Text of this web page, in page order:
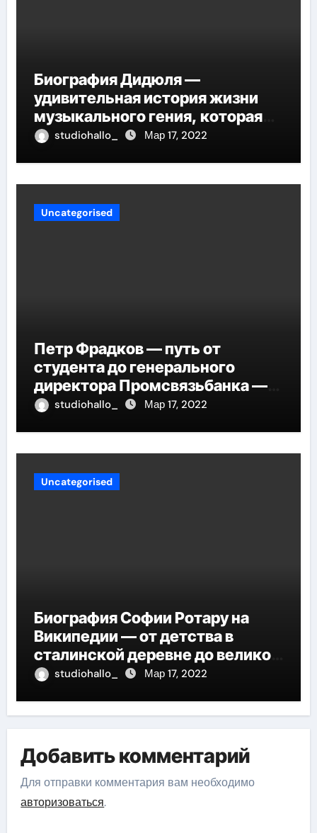
Биография Дидюля —
удивительная история жизни
музыкального гения, которая
проникнет в самые глубины
studiohallo_ Мар 17, 2022
Uncategorised
Петр Фрадков — путь от
студента до генерального
директора Промсвязьбанка —
биография и рост в банковской
studiohallo_ Мар 17, 2022
Uncategorised
Биография Софии Ротару на
Википедии — от детства в
сталинской деревне до великой
карьеры и яркой личной жизни
studiohallo_ Мар 17, 2022
Добавить комментарий
Для отправки комментария вам необходимо
авторизоваться.